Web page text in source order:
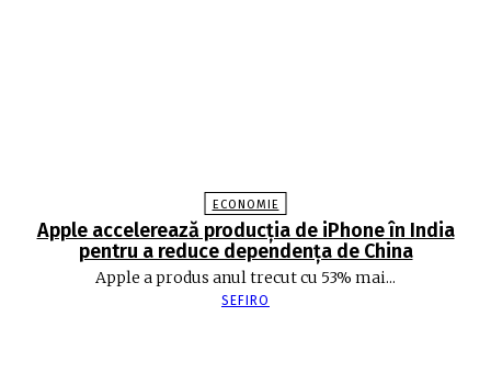
ECONOMIE
Apple accelerează producția de iPhone în India
pentru a reduce dependența de China
Apple a produs anul trecut cu 53% mai...
SEFIRO